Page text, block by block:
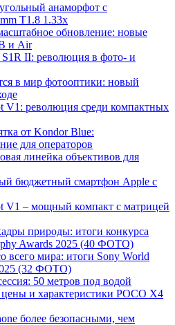
анаморфот с
T1.8 1.33x
обновление: новые
и Air
S1R II: революция в фото- и
в мир фотооптики: новый
V1: революция среди компактных
от Kondor Blue:
для операторов
линейка объективов для
бюджетный смартфон Apple с
V1 – мощный компакт с матрицей
природы: итоги конкурса
Awards 2025 (40 ФОТО)
всего мира: итоги Sony World
(32 ФОТО)
50 метров под водой
и характеристики POCO X4
более безопасными, чем